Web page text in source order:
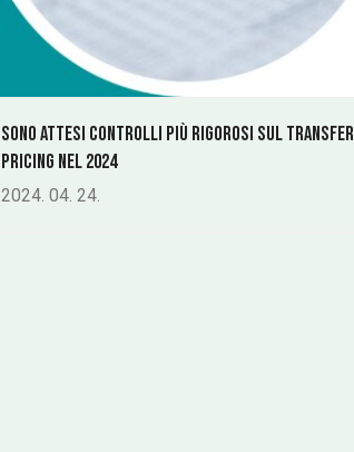
Sono attesi controlli più rigorosi sul transfer
pricing nel 2024
2024. 04. 24.